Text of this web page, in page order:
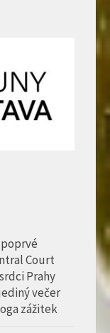
poprvé
Court
Prahy
večer
zážitek